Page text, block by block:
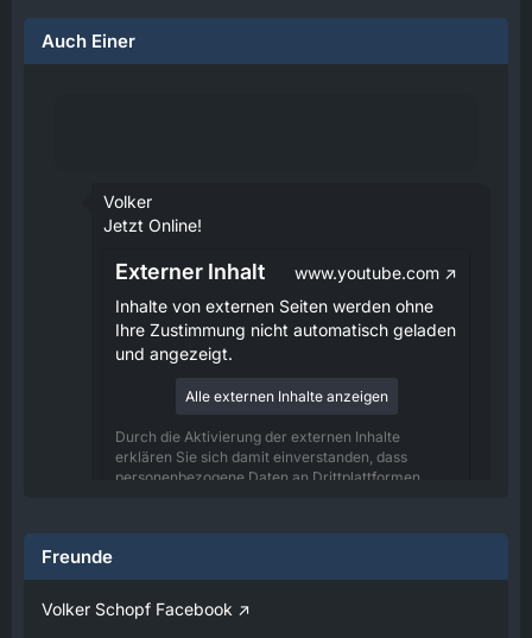
Auch Einer
Volker
Jetzt Online!
Externer Inhalt
www.youtube.com
Inhalte von externen Seiten werden ohne
Ihre Zustimmung nicht automatisch geladen
und angezeigt.
Alle externen Inhalte anzeigen
Durch die Aktivierung der externen Inhalte
erklären Sie sich damit einverstanden, dass
personenbezogene Daten an Drittplattformen
Verfügung gestellt.
08:25
Freunde
Volker Schopf Facebook